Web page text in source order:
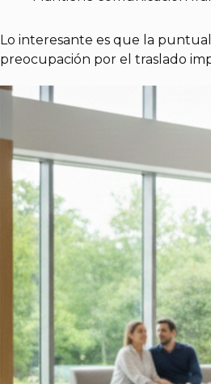
Lo interesante es que la
preocupación por el traslado